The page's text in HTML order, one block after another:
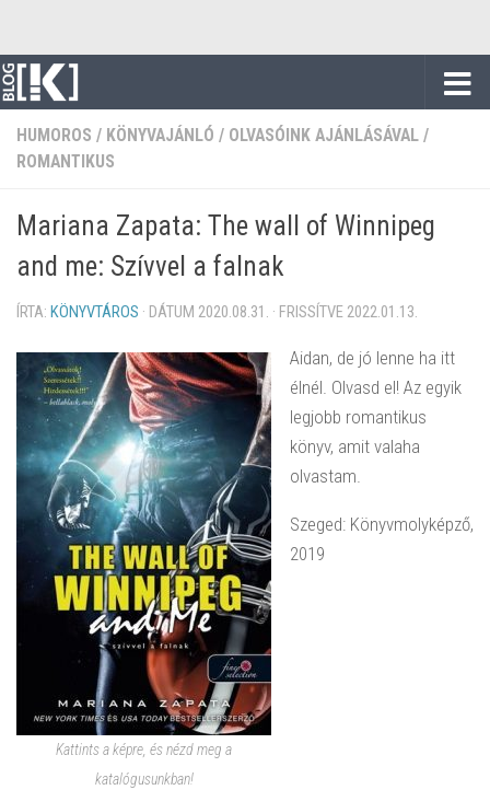
HUMOROS / KÖNYVAJÁNLÓ / OLVASÓINK AJÁNLÁSÁVAL /
ROMANTIKUS
Mariana Zapata: The wall of Winnipeg
and me: Szívvel a falnak
ÍRTA: KÖNYVTÁROS · DÁTUM 2020.08.31. · FRISSÍTVE 2022.01.13.
Kattints a képre, és nézd meg a
katalógusunkban!
Aidan, de jó lenne ha itt
élnél. Olvasd el! Az egyik
legjobb romantikus
könyv, amit valaha
olvastam.
Szeged: Könyvmolyképző,
2019